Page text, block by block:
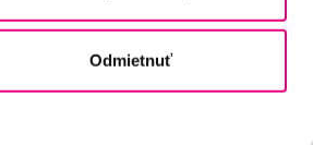
Odmietnuť
IZON